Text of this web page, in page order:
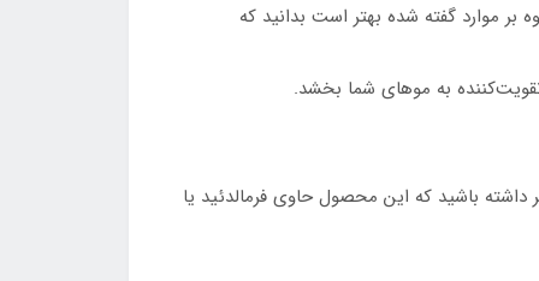
موارد گفته شده بهتر است بدانید که
به موهای شما بخشد.
باشید که این محصول حاوی فرمالدئید یا